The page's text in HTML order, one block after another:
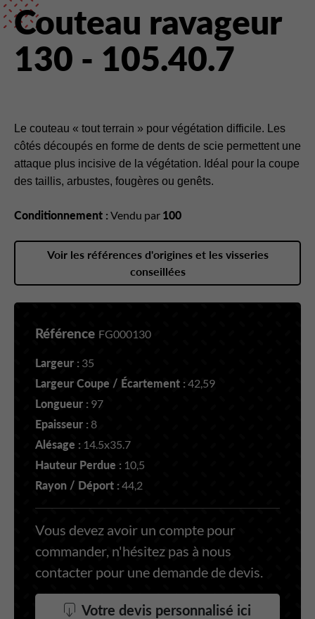
Couteau ravageur
130 - 105.40.7
Le couteau « tout terrain » pour végétation difficile. Les
côtés découpés en forme de dents de scie permettent une
attaque plus incisive de la végétation. Idéal pour la coupe
des taillis, arbustes, fougères ou genêts.
Conditionnement : Vendu par 100
Voir les références d'origines et les visseries
conseillées
Référence FG000130
Largeur : 35
Largeur Coupe / Écartement : 42,59
Longueur : 97
Epaisseur : 8
Alésage : 14.5x35.7
Hauteur Perdue : 10,5
Rayon / Déport :44,2
Vous devez avoir un compte pour
commander, n'hésitez pas à nous
contacter pour une demande de devis.
Votre devis personnalisé ici